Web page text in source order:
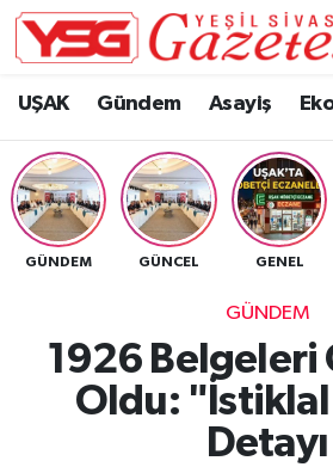
UŞAK Gündem Asayiş
GÜNDEM GÜNCEL GENEL
GÜNDEM
1926 Belgeleri
Oldu:
Detayı
Hava Durumu
Namaz Vakitleri
Trafik Durumu
Tüm Manşetler
Son Dakika Haberleri